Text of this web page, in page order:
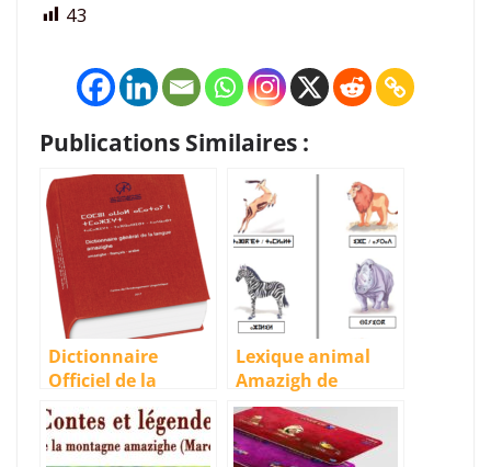
43
Publications Similaires :
Dictionnaire
Officiel de la
langue Amazighe
(Maroc)
Lexique animal
Amazigh de
Mohamed
Oussous [PDF]